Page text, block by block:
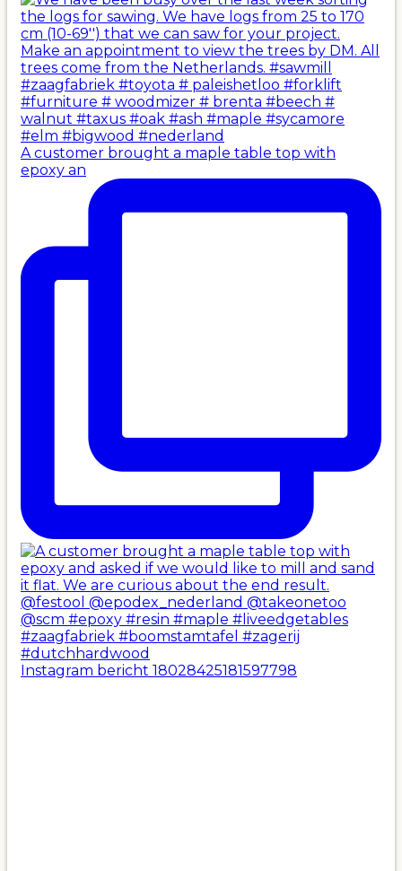
A customer brought a maple table top with
epoxy an
Instagram bericht 18028425181597798